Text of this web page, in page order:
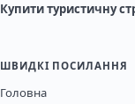
Купити туристичну
ШВИДКІ ПОСИЛАННЯ
Головна